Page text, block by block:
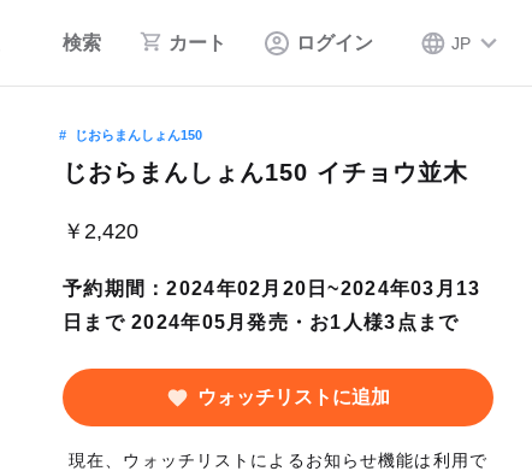
検索 カート ログイン JP
じおらまんしょん150
じおらまんしょん150 イチョウ並木
￥2,420
予約期間：2024年02月20日~2024年03月13
日まで 2024年05月発売・お1人様3点まで
ウォッチリストに追加
現在、ウォッチリストによるお知らせ機能は利用で